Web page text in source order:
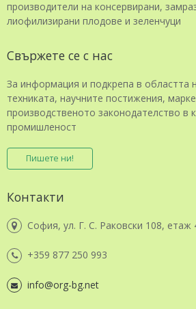
производители на консервирани,
лиофилизирани плодове и зеленчуци
Свържете се с нас
За информация и подкрепа в областта
техниката, научните постижения,
производственото законодателство в
промишленост
Пишете ни!
Контакти
София, ул. Г. С. Раковски 108,
+359 877 250 993
info@org-bg.net